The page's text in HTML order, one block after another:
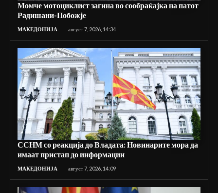
Момче мотоциклист загина во сообраќајка на патот
Радишани-Побожје
МАКЕДОНИЈА август 7, 2026, 14:34
ССНМ со реакција до Владата: Новинарите мора да
имаат пристап до информации
МАКЕДОНИЈА август 7, 2026, 14:09